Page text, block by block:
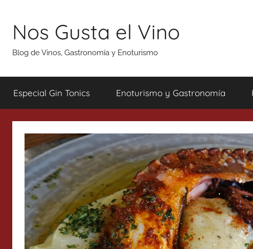
contenido
Nos Gusta el Vino
Blog de Vinos, Gastronomía y Enoturismo
Especial Gin Tonics Enoturismo y Gastronomía